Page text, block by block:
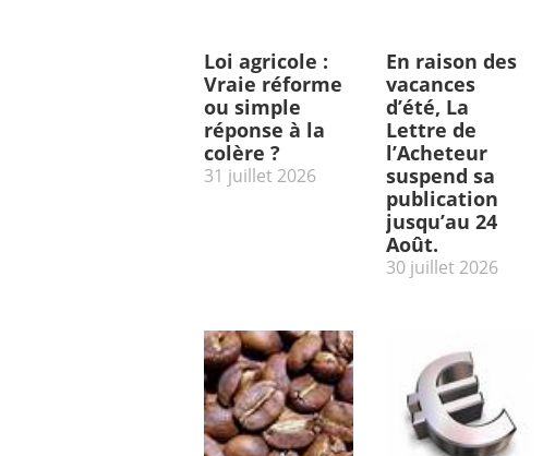
Loi agricole :
Vraie réforme
ou simple
réponse à la
colère ?
31 juillet 2026
En raison des
vacances
d’été, La
Lettre de
l’Acheteur
suspend sa
publication
jusqu’au 24
Août.
30 juillet 2026